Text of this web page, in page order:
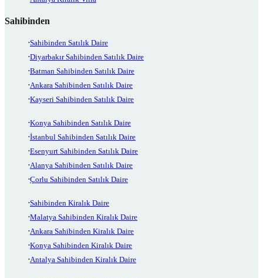
Sahibinden
Sahibinden Satılık Daire
Diyarbakır Sahibinden Satılık Daire
Batman Sahibinden Satılık Daire
Ankara Sahibinden Satılık Daire
Kayseri Sahibinden Satılık Daire
Konya Sahibinden Satılık Daire
İstanbul Sahibinden Satılık Daire
Esenyurt Sahibinden Satılık Daire
Alanya Sahibinden Satılık Daire
Çorlu Sahibinden Satılık Daire
Sahibinden Kiralık Daire
Malatya Sahibinden Kiralık Daire
Ankara Sahibinden Kiralık Daire
Konya Sahibinden Kiralık Daire
Antalya Sahibinden Kiralık Daire